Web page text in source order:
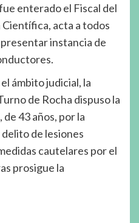
enterado el Fiscal del
Científica, acta a todos
instancia de
ámbito judicial, la
de Rocha dispuso la
43 años, por la
de lesiones
cautelares por el
prosigue la